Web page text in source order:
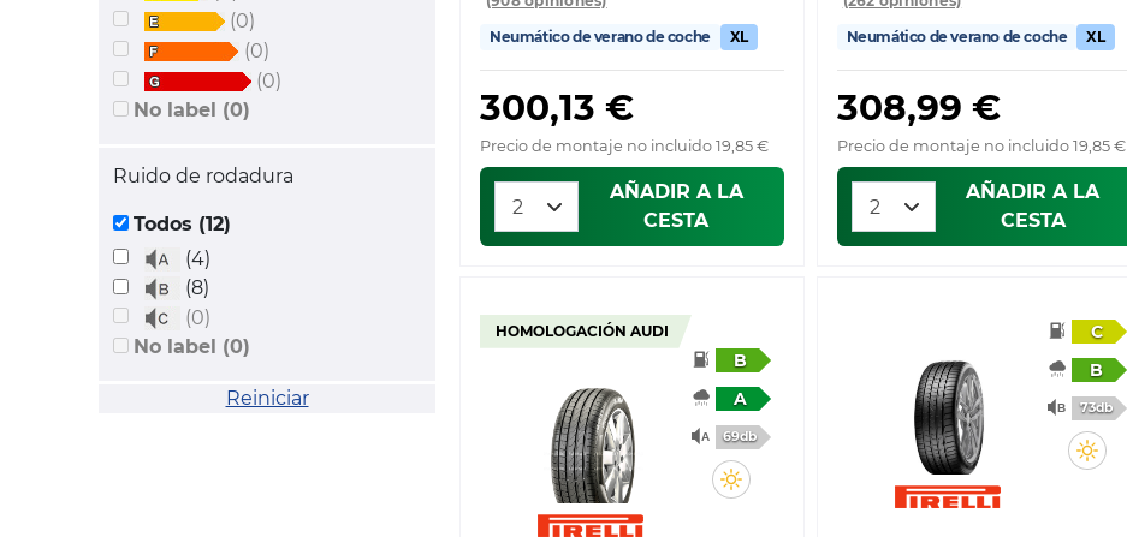
(0)
(0)
(0)
No label (0)
Ruido de rodadura
Todos (12)
(4)
(8)
(0)
No label (0)
Reiniciar
Neumático de verano de coche
XL
300,13 €
Precio de montaje no incluido 19,85 €
AÑADIR A LA
CESTA
Neumático de verano de coche
XL
308,99 €
Precio de montaje no incluido 19,85 €
AÑADIR A LA
CESTA
HOMOLOGACIÓN AUDI
B
A
69db
C
B
73db